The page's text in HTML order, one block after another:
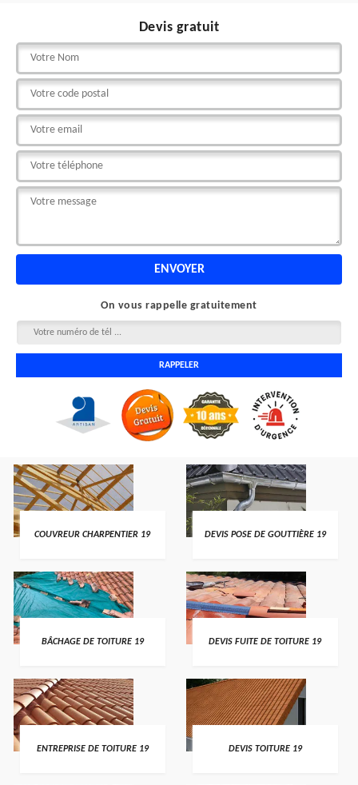
Devis gratuit
On vous rappelle gratuitement
COUVREUR CHARPENTIER 19 DEVIS POSE DE GOUTTIÈRE 19
BÂCHAGE DE TOITURE 19 DEVIS FUITE DE TOITURE 19
ENTREPRISE DE TOITURE 19 DEVIS TOITURE 19